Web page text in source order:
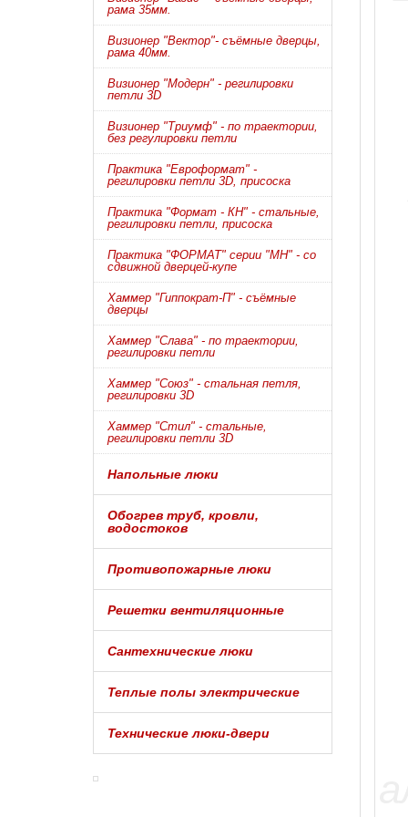
рама 35мм.
Визионер "Вектор"- съёмные дверцы,
рама 40мм.
Визионер "Модерн" - регилировки
петли 3D
Визионер "Триумф" - по траектории,
без регулировки петли
Практика "Евроформат" -
регилировки петли 3D, присоска
Практика "Формат - КН" - стальные,
регилировки петли, присоска
Практика "ФОРМАТ" серии "МН" - со
сдвижной дверцей-купе
Хаммер "Гиппократ-П" - съёмные
дверцы
Хаммер "Слава" - по траектории,
регилировки петли
Хаммер "Союз" - стальная петля,
регилировки 3D
Хаммер "Стил" - стальные,
регилировки петли 3D
Напольные люки
Обогрев труб, кровли,
водостоков
Противопожарные люки
Решетки вентиляционные
Сантехнические люки
Теплые полы электрические
Технические люки-двери